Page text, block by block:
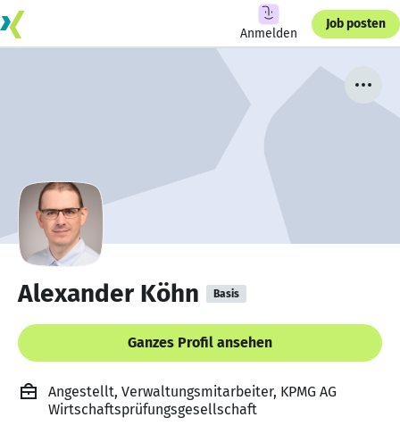
Anmelden
Job posten
Alexander Köhn Basis
Ganzes Profil ansehen
Angestellt, Verwaltungsmitarbeiter, KPMG AG
Wirtschaftsprüfungsgesellschaft